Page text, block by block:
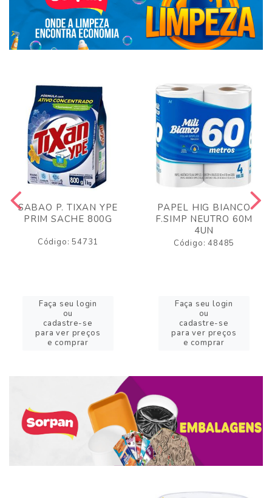
SABAO P. TIXAN YPE
PRIM SACHE 800G
Código: 54731
Faça seu login
ou
cadastre-se
para ver preços
e comprar
PAPEL HIG BIANCO
F.SIMP NEUTRO 60M
4UN
Código: 48485
Faça seu login
ou
cadastre-se
para ver preços
e comprar